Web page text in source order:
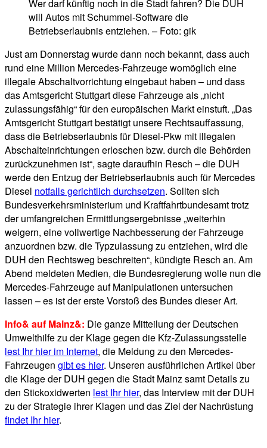
Wer darf künftig noch in die Stadt fahren? Die DUH
will Autos mit Schummel-Software die
Betriebserlaubnis entziehen. – Foto: gik
Just am Donnerstag wurde dann noch bekannt, dass auch
rund eine Million Mercedes-Fahrzeuge womöglich eine
illegale Abschaltvorrichtung eingebaut haben – und dass
das Amtsgericht Stuttgart diese Fahrzeuge als „nicht
zulassungsfähig“ für den europäischen Markt einstuft. „Das
Amtsgericht Stuttgart bestätigt unsere Rechtsauffassung,
dass die Betriebserlaubnis für Diesel-Pkw mit illegalen
Abschalteinrichtungen erloschen bzw. durch die Behörden
zurückzunehmen ist“, sagte daraufhin Resch – die DUH
werde den Entzug der Betriebserlaubnis auch für Mercedes
Diesel notfalls gerichtlich durchsetzen. Sollten sich
Bundesverkehrsministerium und Kraftfahrtbundesamt trotz
der umfangreichen Ermittlungsergebnisse „weiterhin
weigern, eine vollwertige Nachbesserung der Fahrzeuge
anzuordnen bzw. die Typzulassung zu entziehen, wird die
DUH den Rechtsweg beschreiten“, kündigte Resch an. Am
Abend meldeten Medien, die Bundesregierung wolle nun die
Mercedes-Fahrzeuge auf Manipulationen untersuchen
lassen – es ist der erste Vorstoß des Bundes dieser Art.
Info& auf Mainz&: Die ganze Mitteilung der Deutschen
Umwelthilfe zu der Klage gegen die Kfz-Zulassungsstelle
lest Ihr hier im Internet, die Meldung zu den Mercedes-
Fahrzeugen gibt es hier. Unseren ausführlichen Artikel über
die Klage der DUH gegen die Stadt Mainz samt Details zu
den Stickoxidwerten lest Ihr hier, das Interview mit der DUH
zu der Strategie ihrer Klagen und das Ziel der Nachrüstung
findet Ihr hier.